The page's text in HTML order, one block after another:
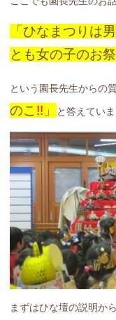
「ひなまつりは
とも女の子のお
という園長先生からの
のこ !! 」 と答えてい
まずはひな壇の説明から